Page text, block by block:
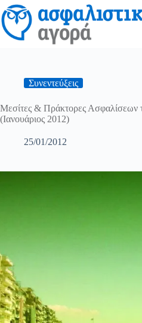
Συνεντεύξεις
Mεσίτες & Πράκτορες Ασφαλίσεων
(Ιανουάριος 2012)
25/01/2012